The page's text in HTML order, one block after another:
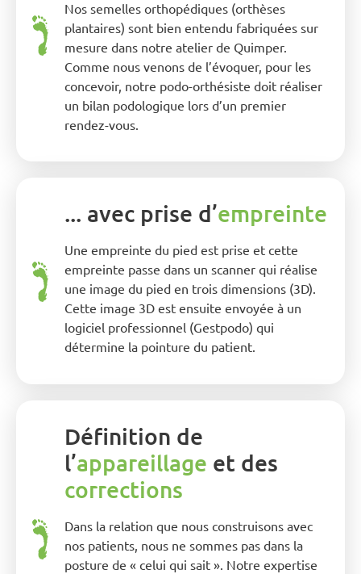
Nos semelles orthopédiques (orthèses
plantaires) sont bien entendu fabriquées sur
mesure dans notre atelier de Quimper.
Comme nous venons de l’évoquer, pour les
concevoir, notre podo-orthésiste doit réaliser
un bilan podologique lors d’un premier
rendez-vous.
... avec prise d’empreinte
Une empreinte du pied est prise et cette
empreinte passe dans un scanner qui réalise
une image du pied en trois dimensions (3D).
Cette image 3D est ensuite envoyée à un
logiciel professionnel (Gestpodo) qui
détermine la pointure du patient.
Définition de
l’appareillage et des
corrections
Dans la relation que nous construisons avec
nos patients, nous ne sommes pas dans la
posture de « celui qui sait ». Notre expertise